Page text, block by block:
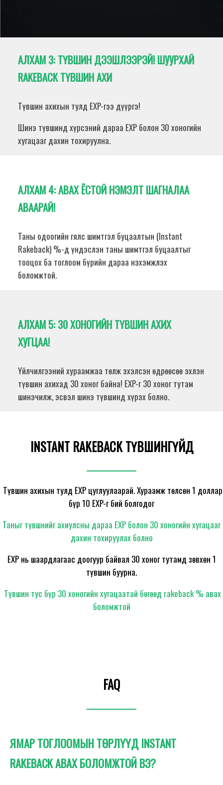
АЛХАМ 3:ТҮВШИН ДЭЭШЛЭЭРЭЙ! ШУУРХАЙ
RAKEBACK ТҮВШИН АХИ
Түвшин ахихын тулд EXP-гээ дүүргэ!
Шинэ түвшинд хүрсэний дараа EXP болон 30 хоногийн
хугацааг дахин тохируулна.
АЛХАМ 4:АВАХ ЁСТОЙ НЭМЭЛТ ШАГНАЛАА
АВААРАЙ!
Таны одоогийн гялс шимтгэл буцаалтын (Instant
Rakeback) %-д үндэслэн таны шимтгэл буцаалтыг
тооцох ба тоглоом бүрийн дараа нэхэмжлэх
боломжтой.
АЛХАМ 5:30 ХОНОГИЙН ТҮВШИН АХИХ
ХУГЦАА!
Үйлчилгээний хураамжаа төлж эхэлсэн өдрөөсөө эхлэн
түвшин ахихад 30 хоног байна! EXP-г 30 хоног тутам
шинэчилж, эсвэл шинэ түвшинд хүрэх болно.
INSTANT RAKEBACK ТҮВШИНГҮЙД
Түвшин ахихын тулд EXP цуглуулаарай. Хураамж төлсөн 1 доллар
бүр 10 EXP-г бий болгодог
Таныг түвшнийг ахиулсны дараа EXP болон 30 хоногийн хугацааг
дахин тохируулах болно
EXP нь шаардлагаас доогуур байвал 30 хоног тутамд зөвхөн 1
түвшин буурна.
Түвшин тус бүр 30 хоногийн хугацаатай бөгөөд rakeback % авах
боломжтой
FAQ
ЯМАР ТОГЛООМЫН ТӨРЛҮҮД INSTANT
RAKEBACK АВАХ БОЛОМЖТОЙ ВЭ?